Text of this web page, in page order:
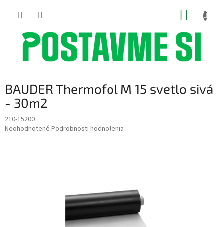
BAUDER Thermofol M 15 svetlo sivá
- 30m2
210-15200
Priemerné
Neohodnotené Podrobnosti hodnotenia